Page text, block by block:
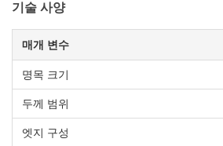
기술 사양
매개 변수
명목 크기
두께 범위
엣지 구성